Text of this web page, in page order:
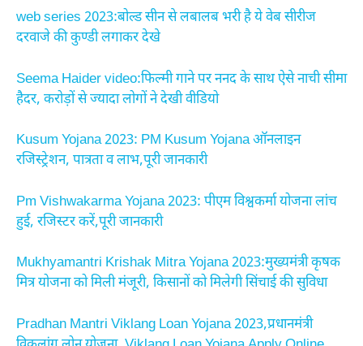
web series 2023:बोल्ड सीन से लबालब भरी है ये वेब सीरीज
दरवाजे की कुण्डी लगाकर देखे
Seema Haider video:फिल्मी गाने पर ननद के साथ ऐसे नाची सीमा
हैदर, करोड़ों से ज्यादा लोगों ने देखी वीडियो
Kusum Yojana 2023: PM Kusum Yojana ऑनलाइन
रजिस्ट्रेशन, पात्रता व लाभ,पूरी जानकारी
Pm Vishwakarma Yojana 2023: पीएम विश्वकर्मा योजना लांच
हुई, रजिस्टर करें,पूरी जानकारी
Mukhyamantri Krishak Mitra Yojana 2023:मुख्यमंत्री कृषक
मित्र योजना को मिली मंजूरी, किसानों को मिलेगी सिंचाई की सुविधा
Pradhan Mantri Viklang Loan Yojana 2023,प्रधानमंत्री